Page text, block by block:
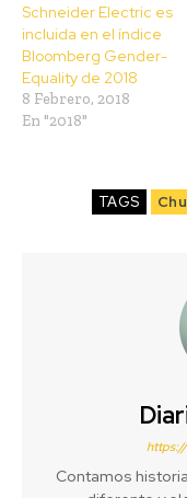
Schneider Electric es
incluida en el índice
Bloomberg Gender-
Equality de 2018
8 Febrero, 2018
En "2018"
TAGS
Contamos